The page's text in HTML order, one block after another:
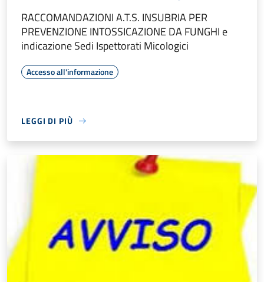
RACCOMANDAZIONI A.T.S. INSUBRIA PER
PREVENZIONE INTOSSICAZIONE DA FUNGHI e
indicazione Sedi Ispettorati Micologici
Accesso all'informazione
LEGGI DI PIÙ